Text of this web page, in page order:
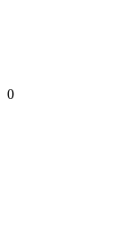
0